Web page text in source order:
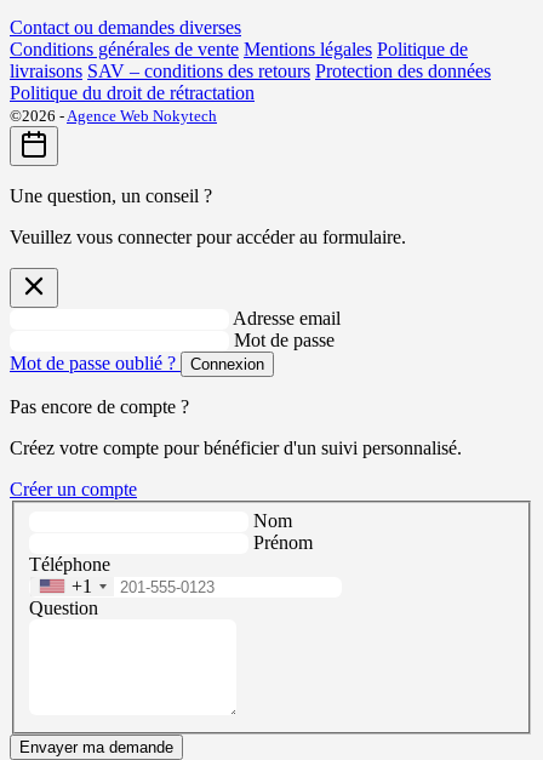
Contact ou demandes diverses
Conditions générales de vente Mentions légales Politique de
livraisons SAV – conditions des retours Protection des données
Politique du droit de rétractation
©2026 -Agence Web Nokytech
Une question, un conseil ?
Veuillez vous connecter pour accéder au formulaire.
Adresse email
Mot de passe
Mot de passe oublié ?
Connexion
Pas encore de compte ?
Créez votre compte pour bénéficier d'un suivi personnalisé.
Créer un compte
Nom
Prénom
Téléphone
+1
Question
Envayer ma demande